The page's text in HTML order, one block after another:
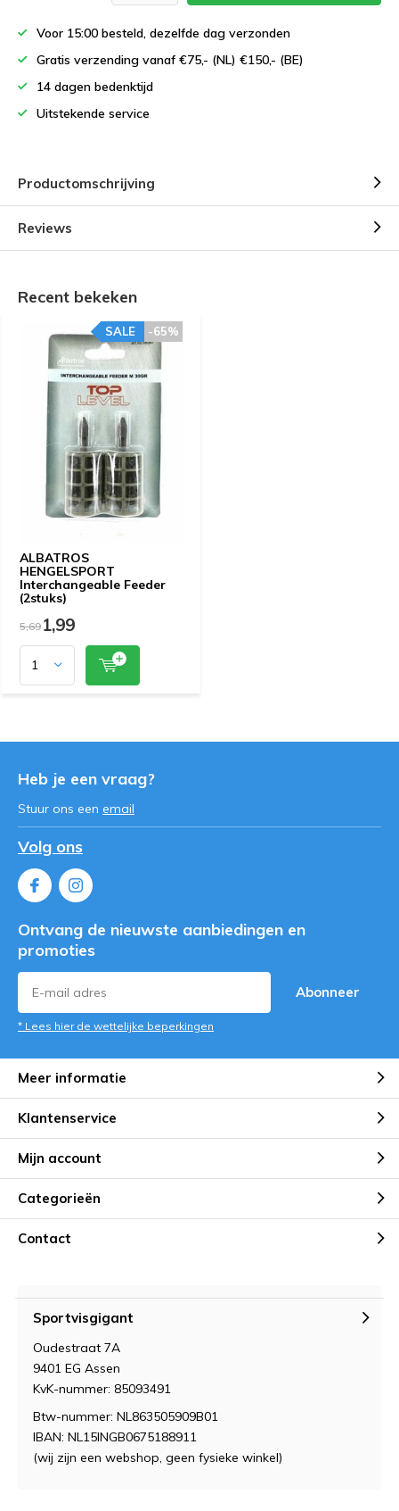
Voor 15:00 besteld, dezelfde dag verzonden
Gratis verzending vanaf €75,- (NL) €150,- (BE)
14 dagen bedenktijd
Uitstekende service
Productomschrijving
Reviews
Recent bekeken
ALBATROS
HENGELSPORT
Interchangeable Feeder
(2stuks)
-65%
SALE
5,691,99
Heb je een vraag?
Stuur ons een email
Volg ons
Ontvang de nieuwste aanbiedingen en
promoties
Abonneer
* Lees hier de wettelijke beperkingen
Meer informatie
Klantenservice
Mijn account
Categorieën
Contact
Sportvisgigant
Oudestraat 7A
9401 EG Assen
KvK-nummer: 85093491
Btw-nummer: NL863505909B01
IBAN: NL15INGB0675188911
(wij zijn een webshop, geen fysieke winkel)